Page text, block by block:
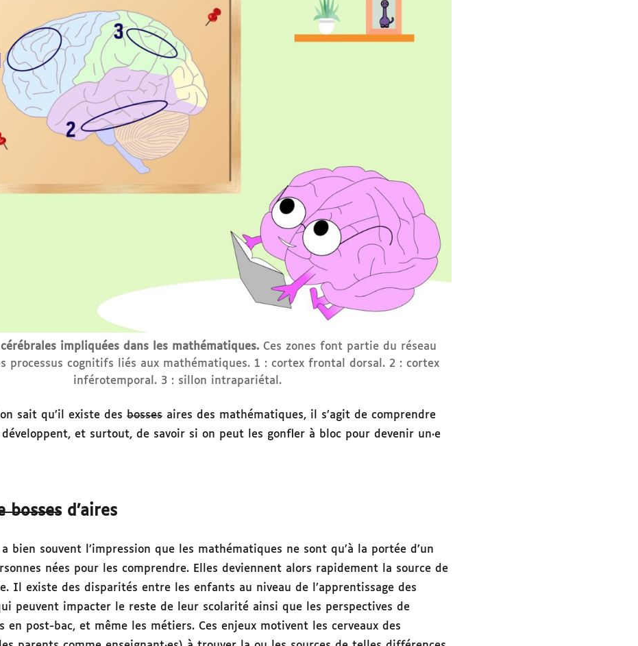
impliquées dans les mathématiques. Ces zones font partie du réseau
processus cognitifs liés aux mathématiques. 1 : cortex frontal dorsal. 2 : cortex
inférotemporal. 3 : sillon intrapariétal.
sait qu’il existe des bosses aires des mathématiques, il s’agit de comprendre
et surtout, de savoir si on peut les gonfler à bloc pour devenir un·e
bosses d’aires
bien souvent l’impression que les mathématiques ne sont qu’à la portée d’un
nées pour les comprendre. Elles deviennent alors rapidement la source de
Il existe des disparités entre les enfants au niveau de l’apprentissage des
peuvent impacter le reste de leur scolarité ainsi que les perspectives de
en post-bac, et même les métiers. Ces enjeux motivent les cerveaux des